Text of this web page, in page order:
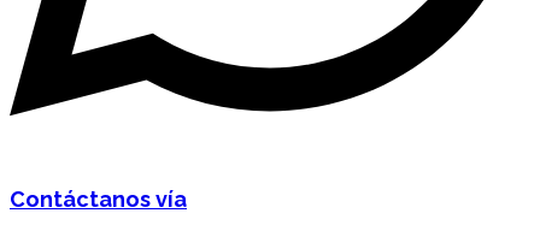
Contáctanos vía